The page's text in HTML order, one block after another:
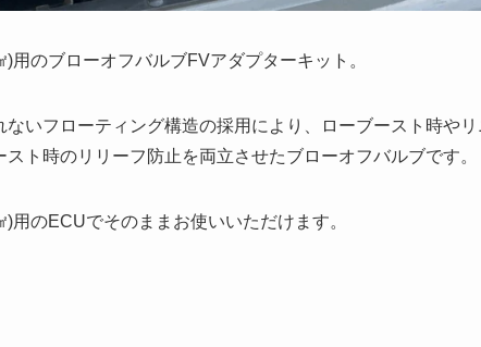
のブローオフバルブFVアダプターキット。
いフローティング構造の採用により、ローブースト時や
ト時のリリーフ防止を両立させたブローオフバルブです。
のECUでそのままお使いいただけます。